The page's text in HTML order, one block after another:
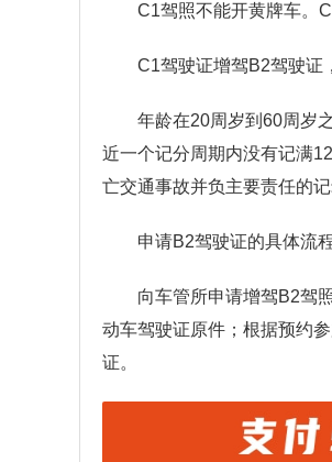
C1驾照不能开黄牌车。
C1驾驶证增驾B2驾驶证
年龄在20周岁到60周岁
近一个记分周期内没有记满
亡交通事故并负主要责任的记
申请B2驾驶证的具体流程
向⻋管所申请增驾B2驾
动⻋驾驶证原件；根据预约
证。